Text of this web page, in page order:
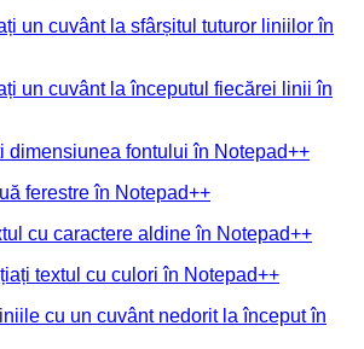
un cuvânt la sfârșitul tuturor liniilor în
un cuvânt la începutul fiecărei linii în
dimensiunea fontului în Notepad++
ferestre în Notepad++
cu caractere aldine în Notepad++
textul cu culori în Notepad++
cu un cuvânt nedorit la început în